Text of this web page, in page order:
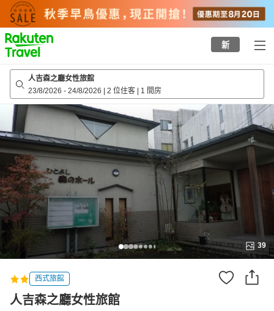
to
top
page
新
人吉森之廳女性旅館
23/8/2026 - 24/8/2026 | 2 位住客 | 1 間房
39
西式旅館
人吉森之廳女性旅館